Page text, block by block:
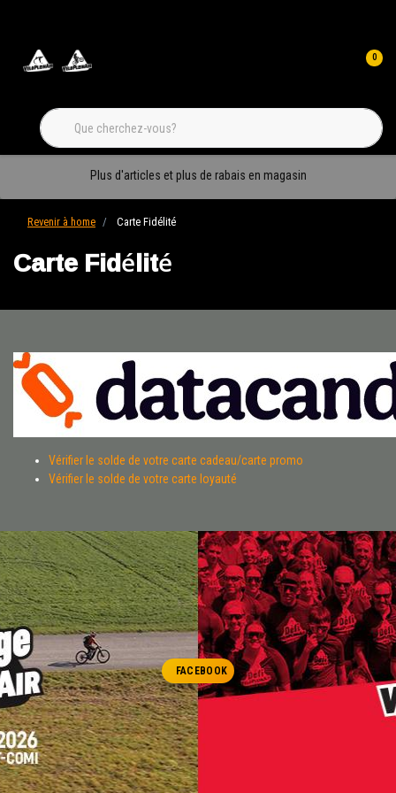
0
Plus d'articles et plus de rabais en magasin
Revenir à home Carte Fidélité
Carte Fidélité
Vérifier le solde de votre carte cadeau/carte promo
Vérifier le solde de votre carte loyauté
FACEBOOK